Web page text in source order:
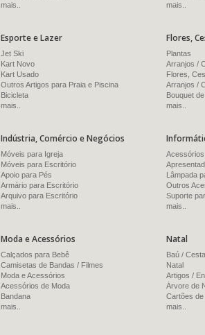
mais..
mais..
Esporte e Lazer
Jet Ski
Kart Novo
Kart Usado
Outros Artigos para Praia e Piscina
Bicicleta
mais..
Flores,
Plantas
Arranjos /
Flores,
Arranjos /
Bouquet
mais..
Indústria, Comércio e Negócios
Móveis para Igreja
Móveis para Escritório
Apoio para Pés
Armário para Escritório
Arquivo para Escritório
mais..
Lâmpada
Outros
Suporte
mais..
Moda e Acessórios
Calçados para Bebê
Camisetas de Bandas / Filmes
Moda e Acessórios
Acessórios de Moda
Bandana
mais..
Natal
Baú /
Natal
Artigos /
Árvore de
Cartões de
mais..